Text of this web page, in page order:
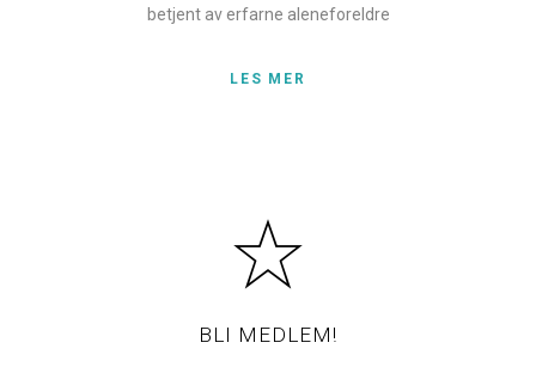
betjent av erfarne aleneforeldre
LES MER
BLI MEDLEM!